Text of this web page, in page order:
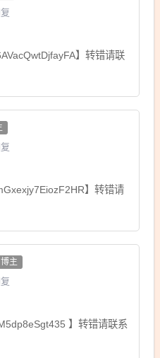
】转错请联
】转错请
博主
】转错请联系